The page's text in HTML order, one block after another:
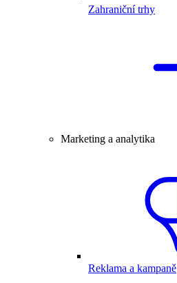
Zahraniční trhy
Marketing a analytika
Reklama a kampaně